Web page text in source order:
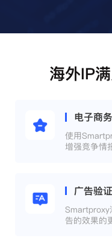
海外IP
电子商务
使用
增强竞争情
广告验证
Smartproxy
告的效果的